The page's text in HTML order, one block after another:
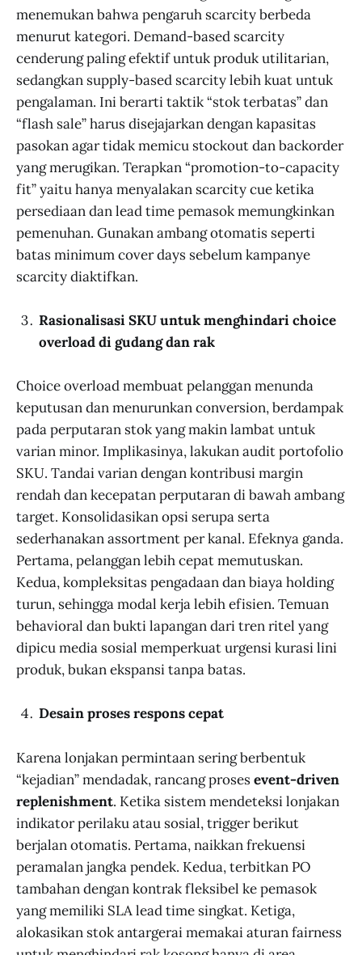
menemukan bahwa pengaruh scarcity berbeda
menurut kategori. Demand-based scarcity
cenderung paling efektif untuk produk utilitarian,
sedangkan supply-based scarcity lebih kuat untuk
pengalaman. Ini berarti taktik “stok terbatas” dan
“flash sale” harus disejajarkan dengan kapasitas
pasokan agar tidak memicu stockout dan backorder
yang merugikan. Terapkan “promotion-to-capacity
fit” yaitu hanya menyalakan scarcity cue ketika
persediaan dan lead time pemasok memungkinkan
pemenuhan. Gunakan ambang otomatis seperti
batas minimum cover days sebelum kampanye
scarcity diaktifkan.
Rasionalisasi SKU untuk menghindari choice
overload di gudang dan rak
Choice overload membuat pelanggan menunda
keputusan dan menurunkan conversion, berdampak
pada perputaran stok yang makin lambat untuk
varian minor. Implikasinya, lakukan audit portofolio
SKU. Tandai varian dengan kontribusi margin
rendah dan kecepatan perputaran di bawah ambang
target. Konsolidasikan opsi serupa serta
sederhanakan assortment per kanal. Efeknya ganda.
Pertama, pelanggan lebih cepat memutuskan.
Kedua, kompleksitas pengadaan dan biaya holding
turun, sehingga modal kerja lebih efisien. Temuan
behavioral dan bukti lapangan dari tren ritel yang
dipicu media sosial memperkuat urgensi kurasi lini
produk, bukan ekspansi tanpa batas.
Desain proses respons cepat
Karena lonjakan permintaan sering berbentuk
“kejadian” mendadak, rancang prosesevent-driven
replenishment. Ketika sistem mendeteksi lonjakan
indikator perilaku atau sosial, trigger berikut
berjalan otomatis. Pertama, naikkan frekuensi
peramalan jangka pendek. Kedua, terbitkan PO
tambahan dengan kontrak fleksibel ke pemasok
yang memiliki SLA lead time singkat. Ketiga,
alokasikan stok antargerai memakai aturan fairness